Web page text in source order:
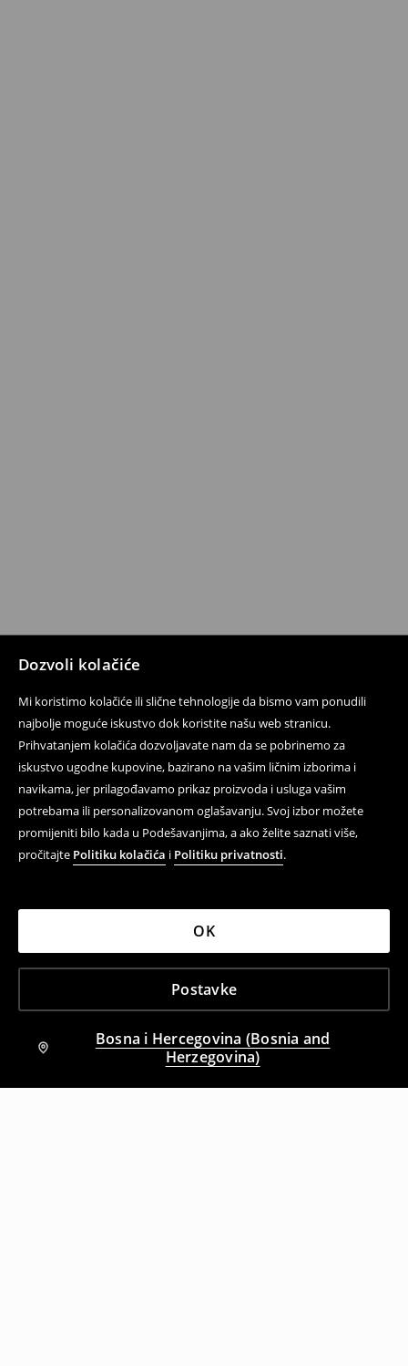
Dozvoli kolačiće
Mi koristimo kolačiće ili slične tehnologije da bismo vam ponudili
najbolje moguće iskustvo dok koristite našu web stranicu.
Prihvatanjem kolačića dozvoljavate nam da se pobrinemo za
iskustvo ugodne kupovine, bazirano na vašim ličnim izborima i
navikama, jer prilagođavamo prikaz proizvoda i usluga vašim
potrebama ili personalizovanom oglašavanju. Svoj izbor možete
promijeniti bilo kada u Podešavanjima, a ako želite saznati više,
pročitajte Politiku kolačića i Politiku privatnosti.
Postavke
OK
Bosna i Hercegovina (Bosnia and
Herzegovina)